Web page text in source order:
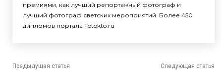
премиями, как лучший репортажный фотограф и
лучший фотограф светских мероприятий. Более 450
дипломов портала Fotokto.ru
Предыдущая статья Следующая статья